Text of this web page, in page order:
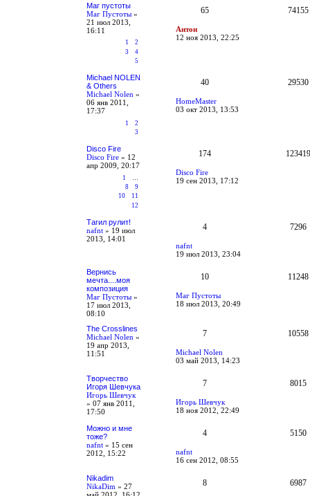
Маг пустоты
Маг Пустоты »
21 июл 2013,
16:11
1
2
3
4
5
65 74155
Антон
12 ноя 2013, 22:25
Michael NOLEN
& Others
Michael Nolen »
06 янв 2011,
17:37
1
2
3
40 29530
HomeMaster
03 окт 2013, 13:53
Disco Fire
Disco Fire » 12
апр 2009, 20:17
1
8
9
10
11
12
174 123419
Disco Fire
19 сен 2013, 17:12
Тагил рулит!
nafnt » 19 июл
2013, 14:01
4 7296
nafnt
19 июл 2013, 23:04
Вернись
мечта....моя
композиция
Маг Пустоты »
17 июл 2013,
08:10
10 11248
Маг Пустоты
18 июл 2013, 20:49
The Crosslines
Michael Nolen »
19 апр 2013,
11:51
7 10558
Michael Nolen
03 май 2013, 14:23
Творчество
Игоря Шевчука
Игорь Шевчук
» 07 янв 2011,
17:50
7 8015
Игорь Шевчук
18 ноя 2012, 22:49
Можно и мне
тоже?
nafnt » 15 сен
2012, 15:22
4 5150
nafnt
16 сен 2012, 08:55
Nikadim
NikaDim » 27
8 6987